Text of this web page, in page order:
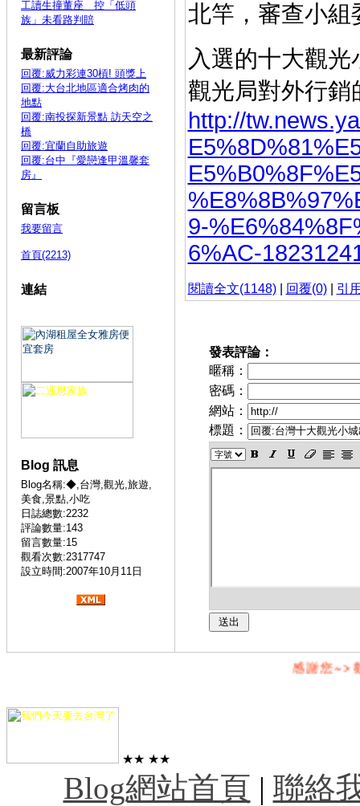
工讀生撞董座 控「低頭
族」未看路判賠
最新評論
回覆:威力彩連30槓! 頭獎上
回覆:大台北地區適合烤肉的
地點
回覆:南投探新景點 訪天空之
橋
回覆:宜蘭自助旅遊
回覆:台中『愛戀逢甲溫馨套
房』
留言板
我要留言
首頁(2213)
連結
Blog 訊息
Blog名稱:◆,台灣,觀光,旅遊,
美食,景點,小吃
日誌總數:2232
評論數量:143
留言數量:15
觀看次數:2317747
設立時間:2007年10月11日
北竿，審查小組
入選的十大觀
觀光局對外行銷
http://
9-
6%AC-
閱讀全文(1148)| 回覆(0)| 引
發表評論：
暱稱：
密碼：
網站：
標題：
感謝您~>歡
★★ ★★
Blog網站首頁 | 聯絡